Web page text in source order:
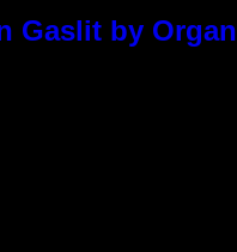
Gaslit by